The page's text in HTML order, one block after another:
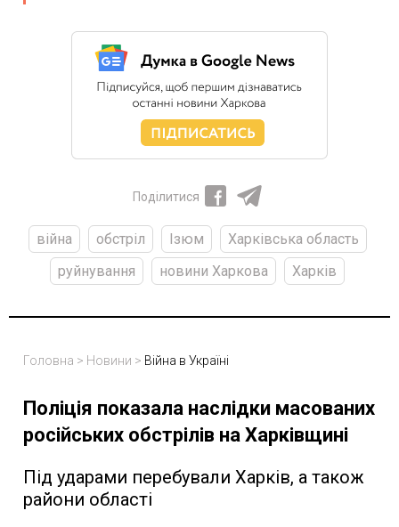
Поділитися
війна обстріл Ізюм
Харківська область
руйнування
новини Харкова Харків
Головна > Новини > Війна в Україні
Поліція показала наслідки масованих
російських обстрілів на Харківщині
Під ударами перебували Харків, а також
райони області